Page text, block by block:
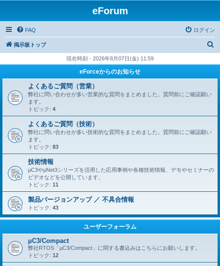
eForum
FAQ ログイン
掲示板トップ
現在時刻 - 2026年8月07日(金) 11:59
eForceからのお知らせ
よくあるご質問（営業）
弊社に問い合わせが多い営業的な質問をまとめました。質問前にご確認願い
ます。
トピック: 4
よくあるご質問（技術）
弊社に問い合わせが多い技術的な質問をまとめました。質問前にご確認願い
ます。
トピック: 83
技術情報
μC3やμNet3シリーズを活用した応用事例や各種技術情報、デモやセミナーの
ビデオなどを公開しています。
トピック: 11
製品バージョンアップ ／ 不具合情報
トピック: 43
ユーザーフォーラム
μC3/Compact
弊社RTOS「μC3/Compact」に関する書込みはこちらにお願いします。
トピック: 12